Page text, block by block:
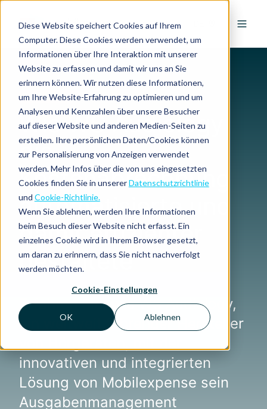
Diese Website speichert Cookies auf Ihrem
Computer. Diese Cookies werden verwendet, um
Informationen über Ihre Interaktion mit unserer
Website zu erfassen und damit wir uns an Sie
erinnern können. Wir nutzen diese Informationen,
um Ihre Website-Erfahrung zu optimieren und um
Analysen und Kennzahlen über unsere Besucher
auf dieser Website und anderen Medien-Seiten zu
erstellen. Ihre persönlichen Daten/Cookies können
zur Personalisierung von Anzeigen verwendet
werden. Mehr Infos über die von uns eingesetzten
Cookies finden Sie in unsererDatenschutzrichtlinie
und Cookie-Richtlinie.
Wenn Sie ablehnen, werden Ihre Informationen
beim Besuch dieser Website nicht erfasst. Ein
einzelnes Cookie wird in Ihrem Browser gesetzt,
um daran zu erinnern, dass Sie nicht nachverfolgt
werden möchten.
Cookie-Einstellungen
OK Ablehnen
CASE STUDY
Wie WS Audiology
die
Kostenabrechnung
automatisierte und
damit effizienter
gestaltete
Erfahren Sie, wie WS Audiology,
ein weltweit führender Hersteller
innovativen und integrierten
Lösung von Mobilexpense sein
Ausgabenmanagement